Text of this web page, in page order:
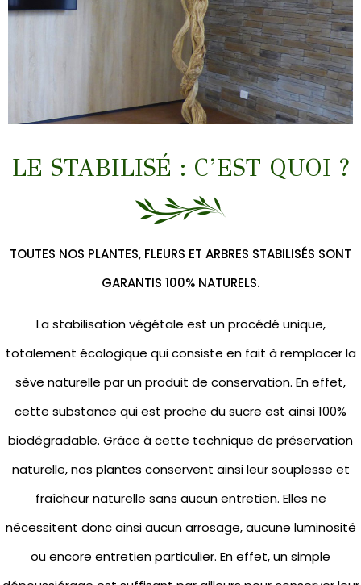
LE STABILISÉ : C’EST QUOI ?
TOUTES NOS PLANTES, FLEURS ET ARBRES STABILISÉS SONT
GARANTIS 100% NATURELS.
La stabilisation végétale est un procédé unique,
totalement écologique qui consiste en fait à remplacer la
sève naturelle par un produit de conservation. En effet,
cette substance qui est proche du sucre est ainsi 100%
biodégradable. Grâce à cette technique de préservation
naturelle, nos plantes conservent ainsi leur souplesse et
fraîcheur naturelle sans aucun entretien. Elles ne
nécessitent donc ainsi aucun arrosage, aucune luminosité
ou encore entretien particulier. En effet, un simple